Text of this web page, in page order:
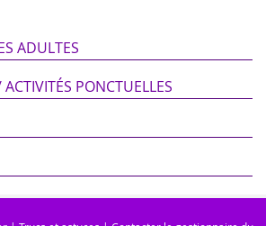
ADULTES
PONCTUELLES